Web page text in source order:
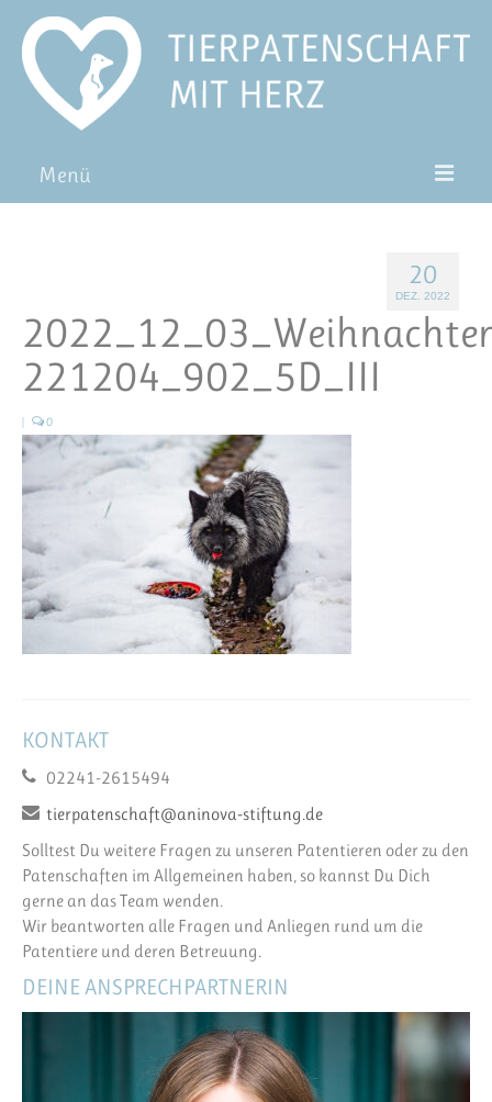
Menü
Patenschaft verschenken
Blog
FAQ
20
DEZ. 2022
221204_902_5D_III
| 0
KONTAKT
02241-2615494
tierpatenschaft@aninova-stiftung.de
Solltest Du weitere Fragen zu unseren Patentieren oder zu den
Patenschaften im Allgemeinen haben, so kannst Du Dich
gerne an das Team wenden.
Wir beantworten alle Fragen und Anliegen rund um die
Patentiere und deren Betreuung.
DEINE ANSPRECHPARTNERIN